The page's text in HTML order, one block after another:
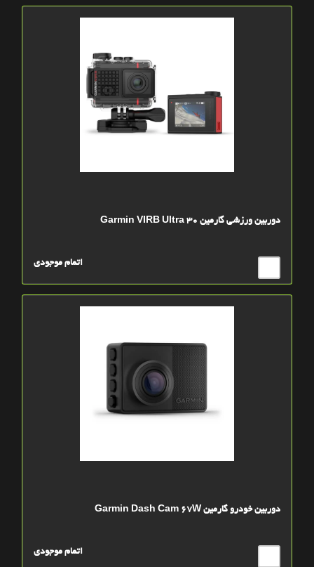
دوربین ورزشی گارمین Garmin VIRB Ultra 30
اتمام موجودی
دوربین خودرو گارمین Garmin Dash Cam 67W
اتمام موجودی